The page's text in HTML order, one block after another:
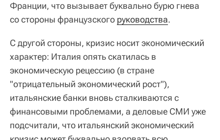
Франции, что вызывает буквально бурю гнева
со стороны французского руководства.
С другой стороны, кризис носит экономический
характер: Италия опять скатилась в
экономическую рецессию (в стране
"отрицательный экономический рост"),
итальянские банки вновь сталкиваются с
финансовыми проблемами, а деловые СМИ уже
подсчитали, что итальянский экономический